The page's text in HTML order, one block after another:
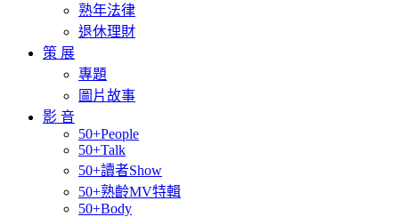
熟年法律
退休理財
策 展
專題
圖片故事
影 音
50+People
50+Talk
50+讀者Show
50+熟齡MV特輯
50+Body